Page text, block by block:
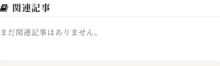
関連記事
まだ関連記事はありません。